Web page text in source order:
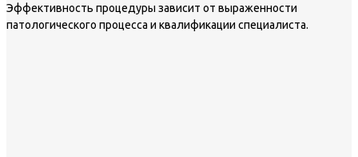
Эффективность процедуры зависит от выраженности
патологического процесса и квалификации специалиста.